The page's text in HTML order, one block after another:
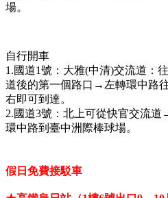
場。
自行開車
1.國道1號：大雅(中清)交流道：
道後的第一個路口→左轉環中路
右即可到達。
2.國道3號：北上可從快官交流
環中路到臺中洲際棒球場。
假日免費接駁車